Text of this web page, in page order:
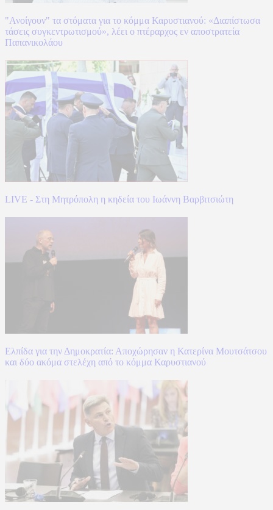
"Ανοίγουν" τα στόματα για το κόμμα Καρυστιανού: «Διαπίστωσα
τάσεις συγκεντρωτισμού», λέει ο πτέραρχος εν αποστρατεία
Παπανικολάου
LIVE - Στη Μητρόπολη η κηδεία του Ιωάννη Βαρβιτσιώτη
Ελπίδα για την Δημοκρατία: Αποχώρησαν η Κατερίνα Μουτσάτσου
και δύο ακόμα στελέχη από το κόμμα Καρυστιανού